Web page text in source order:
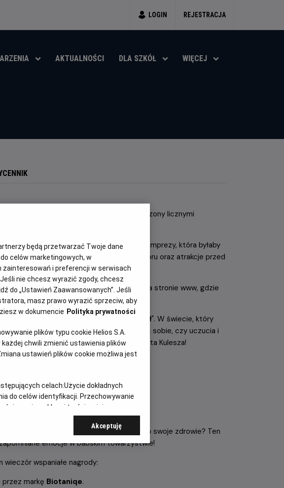
LOGIN REJESTRACJA
AKTUALNOŚCI DLA SZKÓŁ WIĘCEJ
CENNIK
dobrany do żeńskiej widowni, poprzedzony licznymi
już swoje stałe fanki! Nie ma takiej drugiej imprezy, która byłaby
o Was, Drogie Panie dobieramy film wieczoru oraz atrakcje przed
w serwisieFacebook,Instagramoraz na stronie www, gdzie
ma temat zbliżających się pokazów.
Czas, który nie nadszedł". W świecie, który
się po latach, próbując odpowiedzieć sobie, czy uczucia i
czasu. Na ekranie niesamowita Agata Kulesza!
.
nowinki kosmetyczne, chcesz zadbać o swoje zdrowie? Ten
emocje w babskim towarzystwie!
wieczórwspaniałe nagrody:
markę Biotaniqe.
będą przetwarzać Twoje dane
celów marketingowych, w
i preferencji w serwisach
nie chcesz wyrazić zgody, chcesz
do „Ustawień Zaawansowanych”. Jeśli
masz prawo wyrazić sprzeciw, aby
w dokumencie Polityka prywatności
plików typu cookie Helios S.A.
chwili zmienić ustawienia plików
ustawień plików cookie możliwa jest
celach:Użycie dokładnych
do celów identyfikacji. Przechowywanie
pomiar reklam i treści, opinie
Akceptuję